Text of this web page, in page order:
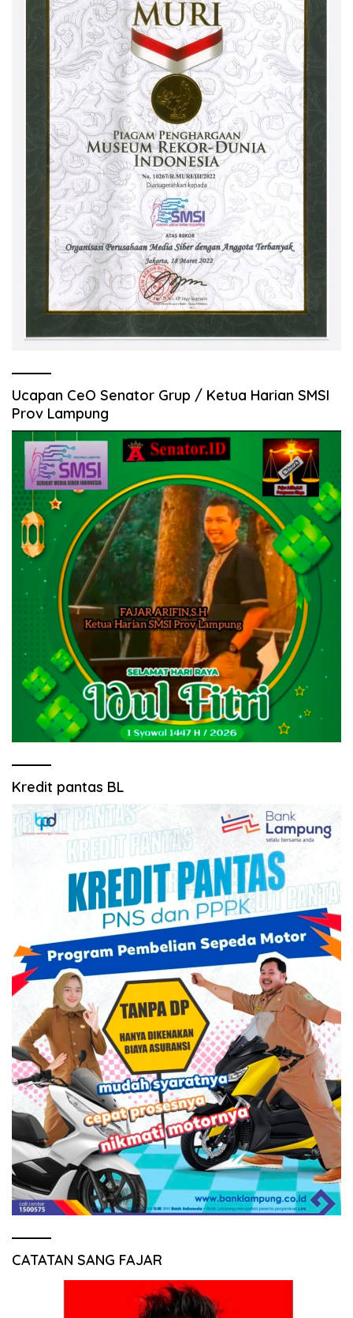
Ucapan CeO Senator Grup / Ketua Harian SMSI
Prov Lampung
Kredit pantas BL
CATATAN SANG FAJAR